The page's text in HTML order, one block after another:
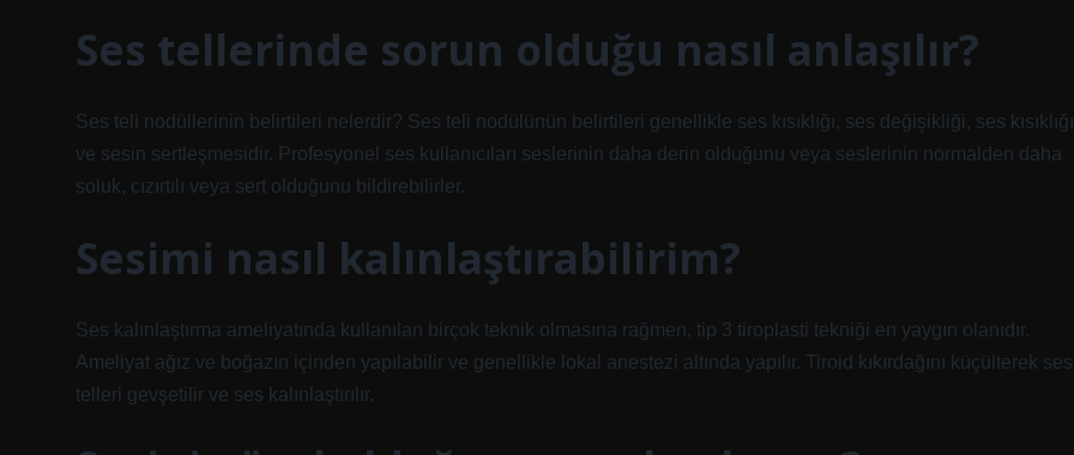
Ses tellerinde sorun olduğu nasıl anlaşılır?
Ses teli nodüllerinin belirtileri nelerdir? Ses teli nodülünün belirtileri genellikle ses kısıklığı, ses değişikliği, ses kısıklığı
ve sesin sertleşmesidir. Profesyonel ses kullanıcıları seslerinin daha derin olduğunu veya seslerinin normalden daha
soluk, cızırtılı veya sert olduğunu bildirebilirler.
Sesimi nasıl kalınlaştırabilirim?
Ses kalınlaştırma ameliyatında kullanılan birçok teknik olmasına rağmen, tip 3 tiroplasti tekniği en yaygın olanıdır.
Ameliyat ağız ve boğazın içinden yapılabilir ve genellikle lokal anestezi altında yapılır. Tiroid kıkırdağını küçülterek ses
telleri gevşetilir ve ses kalınlaştırılır.